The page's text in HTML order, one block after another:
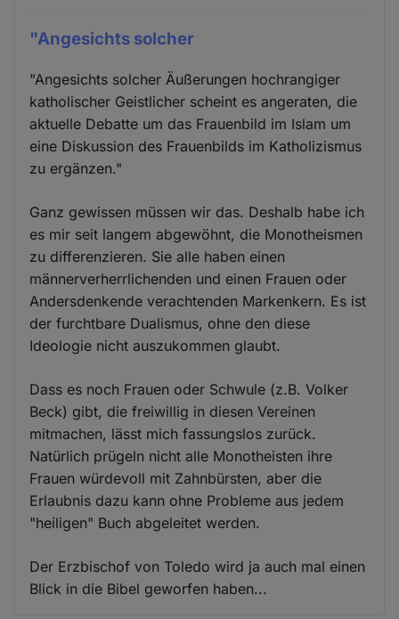
"Angesichts solcher
"Angesichts solcher Äußerungen hochrangiger
katholischer Geistlicher scheint es angeraten, die
aktuelle Debatte um das Frauenbild im Islam um
eine Diskussion des Frauenbilds im Katholizismus
zu ergänzen."
Ganz gewissen müssen wir das. Deshalb habe ich
es mir seit langem abgewöhnt, die Monotheismen
zu differenzieren. Sie alle haben einen
männerverherrlichenden und einen Frauen oder
Andersdenkende verachtenden Markenkern. Es ist
der furchtbare Dualismus, ohne den diese
Ideologie nicht auszukommen glaubt.
Dass es noch Frauen oder Schwule (z.B. Volker
Beck) gibt, die freiwillig in diesen Vereinen
mitmachen, lässt mich fassungslos zurück.
Natürlich prügeln nicht alle Monotheisten ihre
Frauen würdevoll mit Zahnbürsten, aber die
Erlaubnis dazu kann ohne Probleme aus jedem
"heiligen" Buch abgeleitet werden.
Der Erzbischof von Toledo wird ja auch mal einen
Blick in die Bibel geworfen haben...